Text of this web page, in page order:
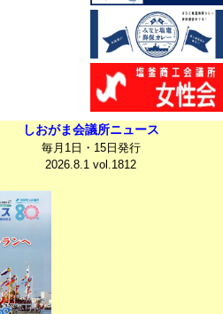
しおがま会議所ニュース
毎月1日・15日発行
2026.8.1 vol.1812